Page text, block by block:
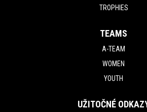
TROPHIES
TEAMS
A-TEAM
WOMEN
YOUTH
UŽITOČNÉ